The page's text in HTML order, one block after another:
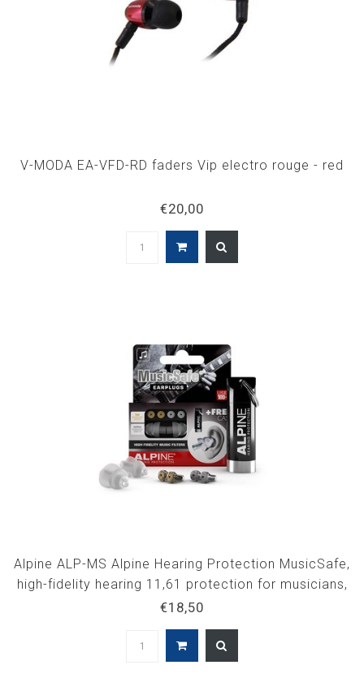
V-MODA EA-VFD-RD faders Vip electro rouge - red
€20,00
Alpine ALP-MS Alpine Hearing Protection MusicSafe,
high-fidelity hearing 11,61 protection for musicians,
transparant
€18,50